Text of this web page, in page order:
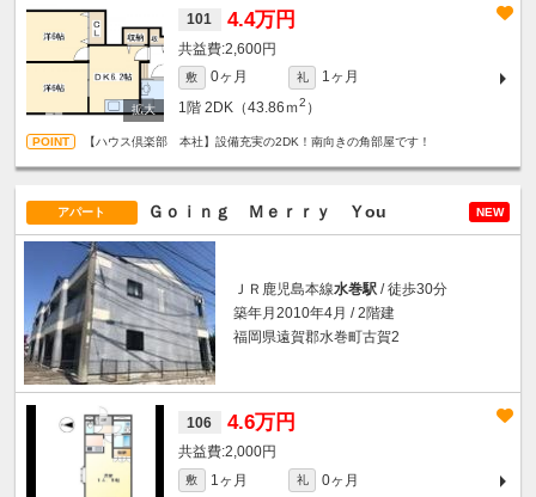
101 4.4万円
2,600円
敷 0ヶ月 礼
1ヶ月
1階 2DK（43.86ｍ2 ）
【ハウス倶楽部 本社】設備充実の2DK！南向きの角部屋です！
アパート Ｇｏｉｎｇ Ｍｅｒｒｙ Ｙou NEW
ＪＲ鹿児島本線水巻駅 / 徒歩30分
築年月2010年4月 / 2階建
福岡県遠賀郡水巻町古賀2
106 4.6万円
2,000円
敷 1ヶ月 礼
0ヶ月